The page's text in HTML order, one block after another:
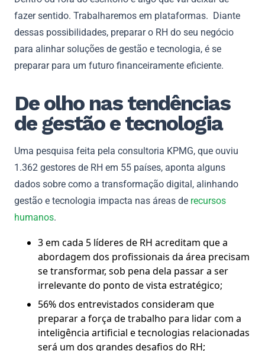
fazer sentido. Trabalharemos em plataformas. Diante
dessas possibilidades, preparar o RH do seu negócio
para alinhar soluções de gestão e tecnologia, é se
preparar para um futuro financeiramente eficiente.
De olho nas tendências
de gestão e tecnologia
Uma pesquisa feita pela consultoria KPMG, que ouviu
1.362 gestores de RH em 55 países, aponta alguns
dados sobre como a transformação digital, alinhando
gestão e tecnologia impacta nas áreas de recursos
humanos.
3 em cada 5 líderes de RH acreditam que a
abordagem dos profissionais da área precisam
se transformar, sob pena dela passar a ser
irrelevante do ponto de vista estratégico;
56% dos entrevistados consideram que
preparar a força de trabalho para lidar com a
inteligência artificial e tecnologias relacionadas
será um dos grandes desafios do RH;